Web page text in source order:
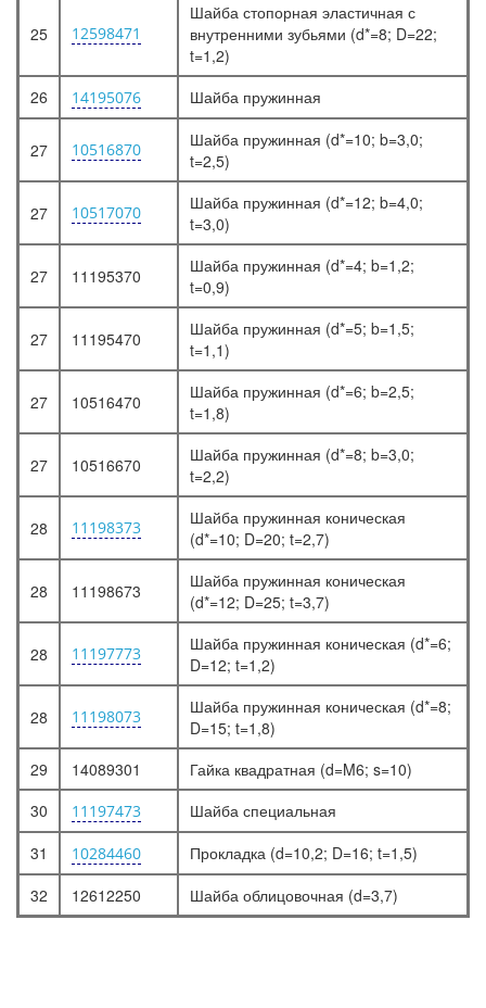
25 12598471
Шайба стопорная эластичная с
внутренними зубьями (d*=8; D=22;
t=1,2)
26
14195076 Шайба пружинная
27 10516870
Шайба пружинная (d*=10; b=3,0;
t=2,5)
27 10517070
Шайба пружинная (d*=12; b=4,0;
t=3,0)
27 11195370
Шайба пружинная (d*=4; b=1,2;
t=0,9)
27 11195470
Шайба пружинная (d*=5; b=1,5;
t=1,1)
27 10516470
Шайба пружинная (d*=6; b=2,5;
t=1,8)
27 10516670
Шайба пружинная (d*=8; b=3,0;
t=2,2)
28 11198373
Шайба пружинная коническая
(d*=10; D=20; t=2,7)
28 11198673
Шайба пружинная коническая
(d*=12; D=25; t=3,7)
28 11197773
Шайба пружинная коническая (d*=6;
D=12; t=1,2)
28 11198073
Шайба пружинная коническая (d*=8;
D=15; t=1,8)
29
14089301
Гайка квадратная (d=M6; s=10)
30
11197473
Шайба специальная
31
10284460
Прокладка (d=10,2; D=16; t=1,5)
32
12612250 Шайба облицовочная (d=3,7)